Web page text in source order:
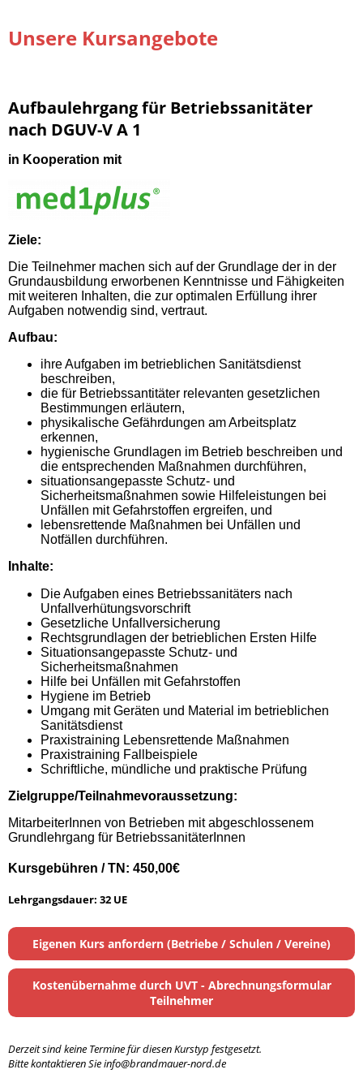
Unsere Kursangebote
Aufbaulehrgang für Betriebssanitäter
nach DGUV-V A 1
in Kooperation mit
Ziele:
Die Teilnehmer machen sich auf der Grundlage der in der
Grundausbildung erworbenen Kenntnisse und Fähigkeiten
mit weiteren Inhalten, die zur optimalen Erfüllung ihrer
Aufgaben notwendig sind, vertraut.
Aufbau:
ihre Aufgaben im betrieblichen Sanitätsdienst
beschreiben,
die für Betriebssantitäter relevanten gesetzlichen
Bestimmungen erläutern,
physikalische Gefährdungen am Arbeitsplatz
erkennen,
hygienische Grundlagen im Betrieb beschreiben und
die entsprechenden Maßnahmen durchführen,
situationsangepasste Schutz- und
Sicherheitsmaßnahmen sowie Hilfeleistungen bei
Unfällen mit Gefahrstoffen ergreifen, und
lebensrettende Maßnahmen bei Unfällen und
Notfällen durchführen.
Inhalte:
Die Aufgaben eines Betriebssanitäters nach
Unfallverhütungsvorschrift
Gesetzliche Unfallversicherung
Rechtsgrundlagen der betrieblichen Ersten Hilfe
Situationsangepasste Schutz- und
Sicherheitsmaßnahmen
Hilfe bei Unfällen mit Gefahrstoffen
Hygiene im Betrieb
Umgang mit Geräten und Material im betrieblichen
Sanitätsdienst
Praxistraining Lebensrettende Maßnahmen
Praxistraining Fallbeispiele
Schriftliche, mündliche und praktische Prüfung
Zielgruppe/Teilnahmevoraussetzung:
MitarbeiterInnen von Betrieben mit abgeschlossenem
Grundlehrgang für BetriebssanitäterInnen
Kursgebühren / TN: 450,00€
Lehrgangsdauer: 32 UE
Eigenen Kurs anfordern (Betriebe / Schulen / Vereine)
Kostenübernahme durch UVT - Abrechnungsformular
Teilnehmer
Derzeit sind keine Termine für diesen Kurstyp festgesetzt.
Bitte kontaktieren Sie info@brandmauer-nord.de